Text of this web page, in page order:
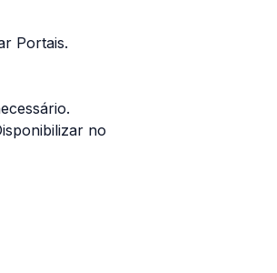
Portais.
no